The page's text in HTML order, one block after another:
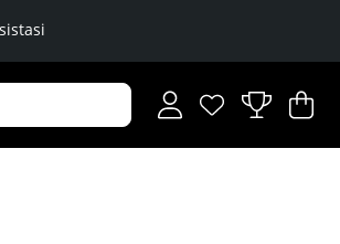
Toivelista
Lukumäärä
.
.